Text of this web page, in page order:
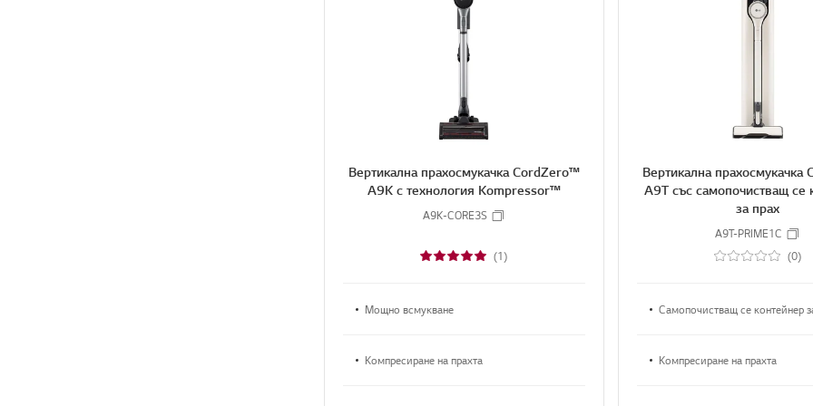
Вертикална прахосмукачка CordZero™
A9K с технология Kompressor™
A9K-CORE3S
(1)
Мощно всмукване
Компресиране на прахта
Вертикална
A9T със самопочистващ се
за прах
A9T-PRIME1C
(0)
Самопочистващ се контейнер
Компресиране на прахта